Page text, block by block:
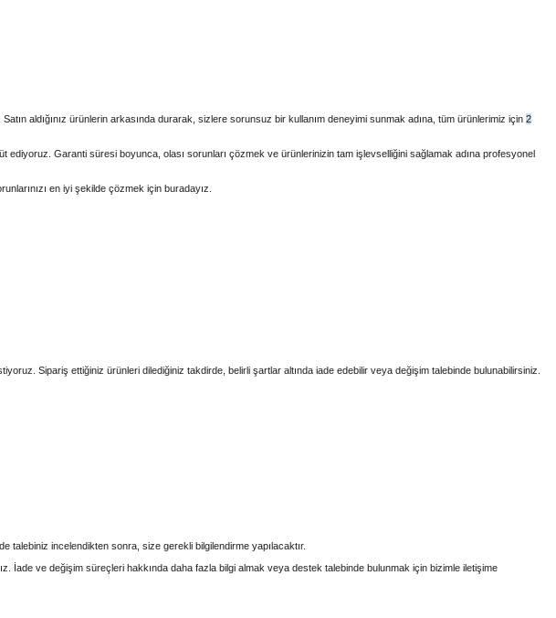
aldığınız ürünlerin arkasında durarak, sizlere sorunsuz bir kullanım deneyimi sunmak adına, tüm ürünlerimiz için 2
Garanti süresi boyunca, olası sorunları çözmek ve ürünlerinizin tam işlevselliğini sağlamak adına profesyonel
en iyi şekilde çözmek için buradayız.
Sipariş ettiğiniz ürünleri dilediğiniz takdirde, belirli şartlar altında iade edebilir veya değişim talebinde bulunabilirsiniz.
incelendikten sonra, size gerekli bilgilendirme yapılacaktır.
ve değişim süreçleri hakkında daha fazla bilgi almak veya destek talebinde bulunmak için bizimle iletişime